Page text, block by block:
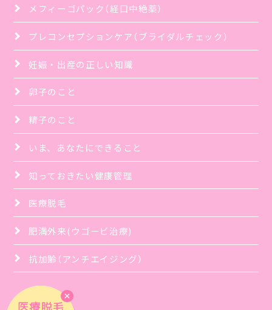
メフィーゴパック（経口中絶薬）
プレコンセプションケア（ブライダルチェック）
妊娠・出産の正しい知識
卵子のこと
精子のこと
いま、あなたにできること
知っておきたい健康管理
医療脱毛
肥満外来(ウゴービ治療)
抗加齢（アンチエイジング）